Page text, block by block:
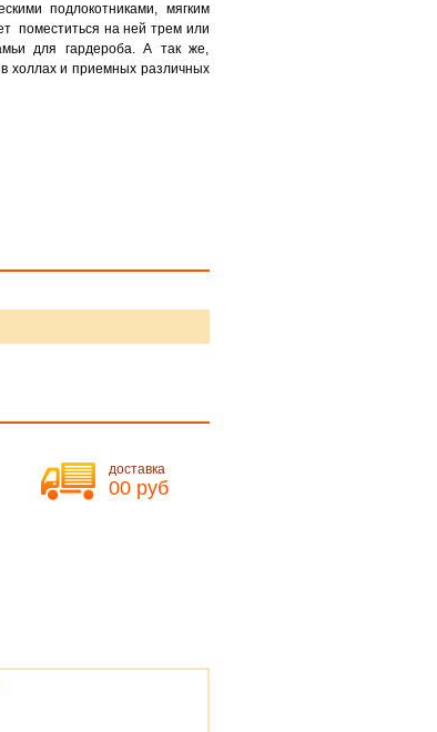
подлокотниками, мягким
поместиться на ней трем или
для гардероба. А так же,
холлах и приемных различных
доставка
00 руб